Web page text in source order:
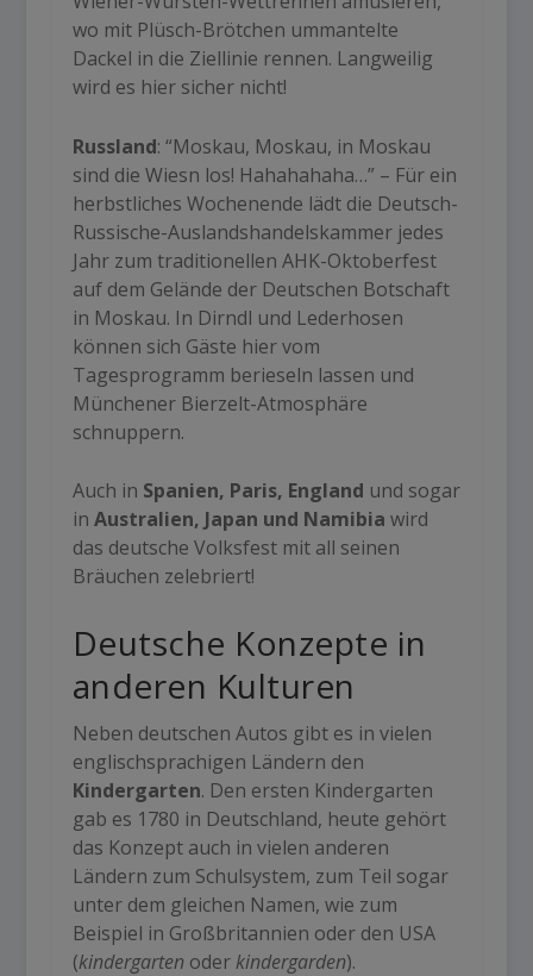
wo mit Plüsch-Brötchen ummantelte
Dackel in die Ziellinie rennen. Langweilig
wird es hier sicher nicht!
Russland: “Moskau, Moskau, in Moskau
sind die Wiesn los! Hahahahaha…” – Für ein
herbstliches Wochenende lädt die Deutsch-
Russische-Auslandshandelskammer jedes
Jahr zum traditionellen AHK-Oktoberfest
auf dem Gelände der Deutschen Botschaft
in Moskau. In Dirndl und Lederhosen
können sich Gäste hier vom
Tagesprogramm berieseln lassen und
Münchener Bierzelt-Atmosphäre
schnuppern.
Auch in Spanien, Paris, England und sogar
in Australien, Japan und Namibia wird
das deutsche Volksfest mit all seinen
Bräuchen zelebriert!
Deutsche Konzepte in
anderen Kulturen
Neben deutschen Autos gibt es in vielen
englischsprachigen Ländern den
Kindergarten. Den ersten Kindergarten
gab es 1780 in Deutschland, heute gehört
das Konzept auch in vielen anderen
Ländern zum Schulsystem, zum Teil sogar
unter dem gleichen Namen, wie zum
Beispiel in Großbritannien oder den USA
(kindergartenoderkindergarden).